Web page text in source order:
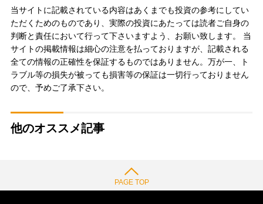
当サイトに記載されている内容はあくまでも投資の参考にしてい
ただくためのものであり、実際の投資にあたっては読者ご自身の
判断と責任において行って下さいますよう、お願い致します。 当
サイトの掲載情報は細心の注意を払っておりますが、記載される
全ての情報の正確性を保証するものではありません。万が一、ト
ラブル等の損失が被っても損害等の保証は一切行っておりません
ので、予めご了承下さい。
他のオススメ記事
PAGE TOP